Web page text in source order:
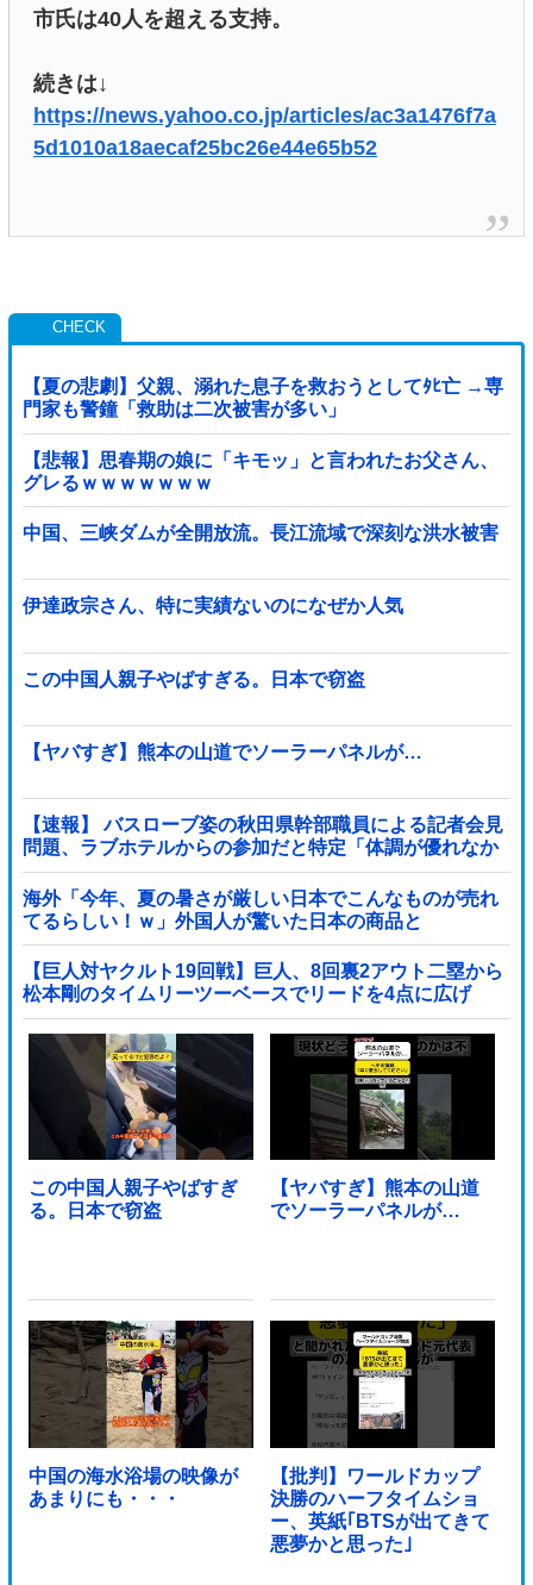
市氏は40人を超える支持。
続きは↓
https://news.yahoo.co.jp/articles/ac3a1476f7a
5d1010a18aecaf25bc26e44e65b52
【夏の悲劇】父親、溺れた息子を救おうとしてﾀﾋ亡 →専
門家も警鐘「救助は二次被害が多い」
【悲報】思春期の娘に「キモッ」と言われたお父さん、
グレるｗｗｗｗｗｗｗ
中国、三峡ダムが全開放流。長江流域で深刻な洪水被害
伊達政宗さん、特に実績ないのになぜか人気
この中国人親子やばすぎる。日本で窃盗
【ヤバすぎ】熊本の山道でソーラーパネルが…
【速報】 バスローブ姿の秋田県幹部職員による記者会見
問題、ラブホテルからの参加だと特定「体調が優れなか
ったため...」とは何だったのか
海外「今年、夏の暑さが厳しい日本でこんなものが売れ
てるらしい！ｗ」外国人が驚いた日本の商品と
は・・・？【海外の反応】
【巨人対ヤクルト19回戦】巨人、8回裏2アウト二塁から
松本剛のタイムリーツーベースでリードを4点に広げ
る！！！！！！！！他
この中国人親子やばすぎ
る。日本で窃盗
【ヤバすぎ】熊本の山道
でソーラーパネルが…
中国の海水浴場の映像が
あまりにも・・・
【批判】ワールドカップ
決勝のハーフタイムショ
ー、英紙｢BTSが出てきて
悪夢かと思った｣